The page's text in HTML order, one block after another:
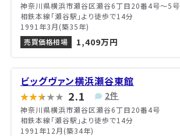
神奈川県横浜市瀬谷区瀬谷6丁目20番4号〜5号
相鉄本線「瀬谷駅」より徒歩で14分
1991年3月(築35年)
売買価格相場
1,409万円
ビッグヴァン横浜瀬谷東館
2.1 2件
神奈川県横浜市瀬谷区瀬谷6丁目20番4号
相鉄本線「瀬谷駅」より徒歩で14分
1991年12月(築34年)